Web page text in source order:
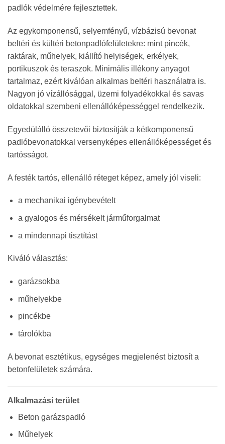
padlók védelmére fejlesztettek.
Az egykomponensű, selyemfényű, vízbázisú bevonat
beltéri és kültéri betonpadlófelületekre: mint pincék,
raktárak, műhelyek, kiállító helyiségek, erkélyek,
portikuszok és teraszok. Minimális illékony anyagot
tartalmaz, ezért kiválóan alkalmas beltéri használatra is.
Nagyon jó vízállósággal, üzemi folyadékokkal és savas
oldatokkal szembeni ellenállóképességgel rendelkezik.
Egyedülálló összetevői biztosítják a kétkomponensű
padlóbevonatokkal versenyképes ellenállóképességet és
tartósságot.
A festék tartós, ellenálló réteget képez, amely jól viseli:
a mechanikai igénybevételt
a gyalogos és mérsékelt járműforgalmat
a mindennapi tisztítást
Kiváló választás:
garázsokba
műhelyekbe
pincékbe
tárolókba
A bevonat esztétikus, egységes megjelenést biztosít a
betonfelületek számára.
Alkalmazási terület
Beton garázspadló
Műhelyek